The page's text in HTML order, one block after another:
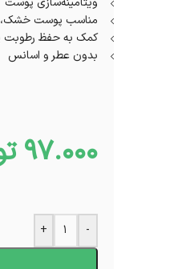
مناسب پوست
کمک به حفظ
بدون عطر و اسانس
97.000
-
+